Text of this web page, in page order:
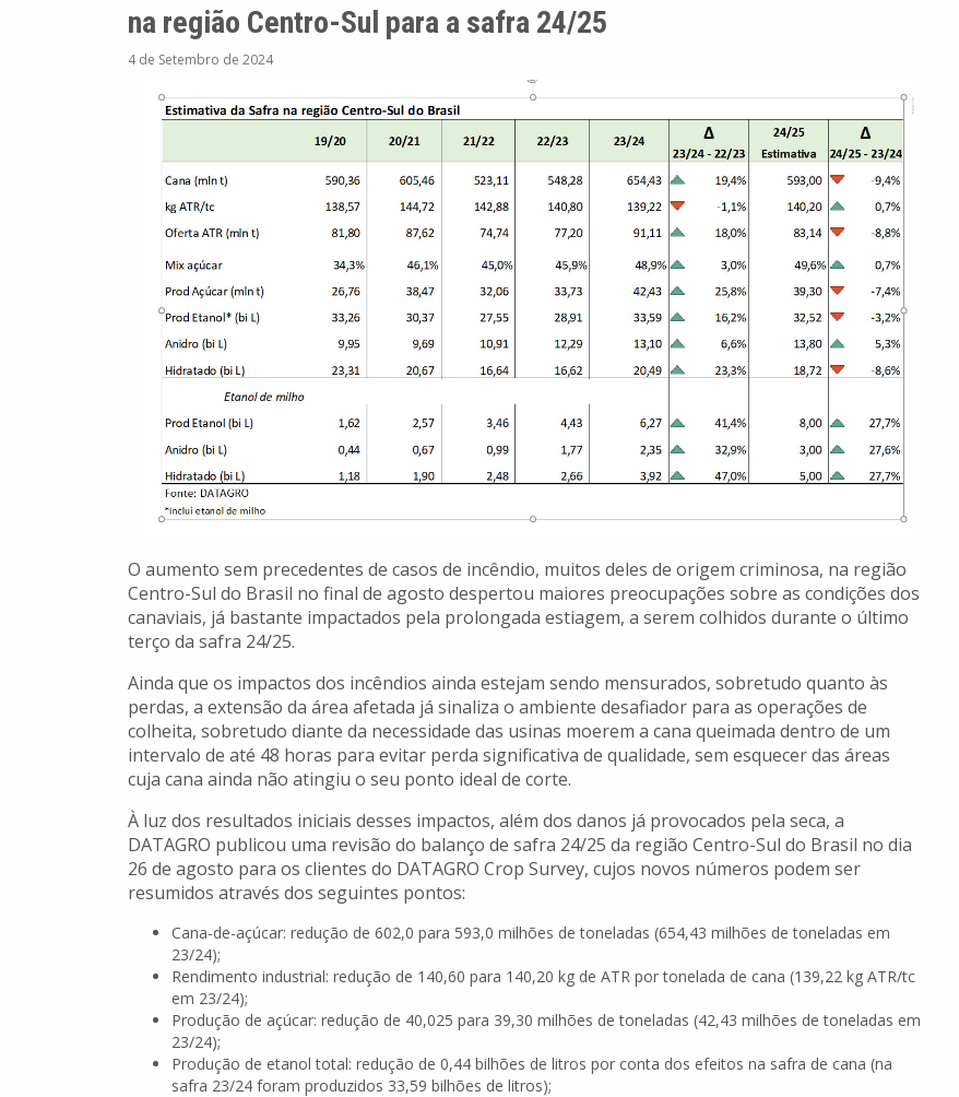
na região Centro-Sul para a safra 24/25
4 de Setembro de 2024
O aumento sem precedentes de casos de incêndio, muitos deles de origem criminosa, na região
Centro-Sul do Brasil no final de agosto despertou maiores preocupações sobre as condições dos
canaviais, já bastante impactados pela prolongada estiagem, a serem colhidos durante o último
terço da safra 24/25.
Ainda que os impactos dos incêndios ainda estejam sendo mensurados, sobretudo quanto às
perdas, a extensão da área afetada já sinaliza o ambiente desafiador para as operações de
colheita, sobretudo diante da necessidade das usinas moerem a cana queimada dentro de um
intervalo de até 48 horas para evitar perda significativa de qualidade, sem esquecer das áreas
cuja cana ainda não atingiu o seu ponto ideal de corte.
À luz dos resultados iniciais desses impactos, além dos danos já provocados pela seca, a
DATAGRO publicou uma revisão do balanço de safra 24/25 da região Centro-Sul do Brasil no dia
26 de agosto para os clientes do DATAGRO Crop Survey, cujos novos números podem ser
resumidos através dos seguintes pontos:
Cana-de-açúcar: redução de 602,0 para 593,0 milhões de toneladas (654,43 milhões de toneladas em
23/24);
Rendimento industrial: redução de 140,60 para 140,20 kg de ATR por tonelada de cana (139,22 kg ATR/tc
em 23/24);
Produção de açúcar: redução de 40,025 para 39,30 milhões de toneladas (42,43 milhões de toneladas em
23/24);
Produção de etanol total: redução de 0,44 bilhões de litros por conta dos efeitos na safra de cana (na
safra 23/24 foram produzidos 33,59 bilhões de litros);